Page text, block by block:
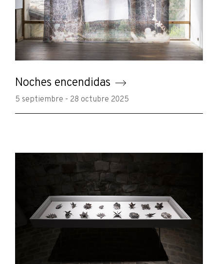
Noches encendidas
5 septiembre - 28 octubre 2025